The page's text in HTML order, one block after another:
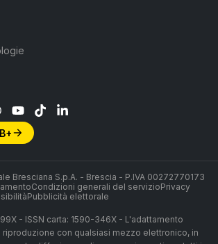
Bresciana S.p.A. - Brescia - P.IVA 00272770173
Condizioni generali del servizioPrivacy
Pubblicità elettorale
- ISSN carta: 1590-346X - L'adattamento
con qualsiasi mezzo elettronico, in